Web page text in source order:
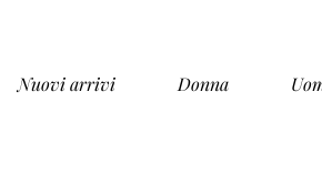
Nuovi arrivi Donna